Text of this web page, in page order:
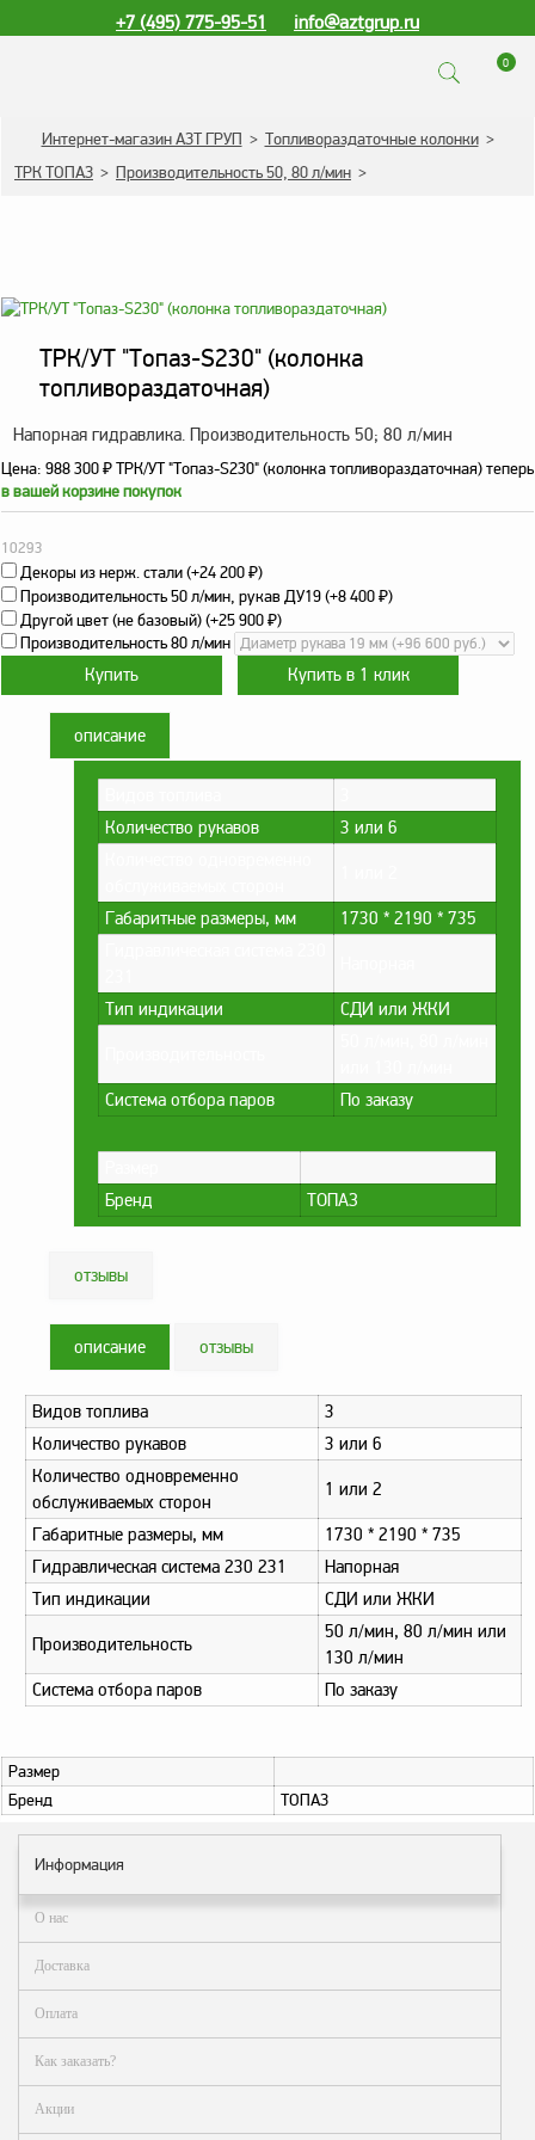
+7 (495) 775-95-51 info@aztgrup.ru
0
КАТАЛОГ ПРОДУКЦИИ
Топливораздаточные
Зарядные станции
Погружные насосы к
Запасные части к ТРК
и ГРК
Электронное
оборудование
ТОПАЗ
Пульты управления,
контроллеры
Устройства громкой
связи и оповещения
Краны раздаточные,
з/ч и комплектующие
оборудование
Насосы и насосные
Метрологическое
техпластина МБС
заземления
автоцистерн и
комплектующие
Продукция НПП
СЕНСОР
Газоаналитическое
оборудование
Эксплуатационное
оборудование
Аналоги запасных
частей из Артамида
ОБОРУДОВАНИЕ
БЕНЗОВОЗОВ И
ОБОРУДОВАНИЕ
АГЗС, ГНС
компании
Услуги
Новости
Распродажа
Как
Интернет-магазин АЗТ ГРУП > Топливораздаточные колонки >
ТРК ТОПАЗ > Производительность 50, 80 л/мин >
ТРК/УТ "Топаз-S230" (колонка
топливораздаточная)
Напорная гидравлика. Производительность 50; 80 л/мин
Цена: 988 300₽ТРК/УТ "Топаз-S230" (колонка топливораздаточная) теперь
в вашей корзине покупок
10293
Декоры из нерж. стали (+24 200₽)
Производительность 50 л/мин, рукав ДУ19 (+8 400₽)
Другой цвет (не базовый) (+25 900₽)
Производительность 80 л/мин
описание
Количество рукавов
3 или 6
Габаритные размеры, мм
1730 * 2190 * 735
Тип индикации СДИ или ЖКИ
Система отбора паров
По заказу
Бренд
ТОПАЗ
отзывы
описание отзывы
Видов топлива
3
Количество рукавов
3 или 6
Количество одновременно
обслуживаемых сторон
1 или 2
Габаритные размеры, мм
1730 * 2190 * 735
Гидравлическая система 230 231
Напорная
Тип индикации
СДИ или ЖКИ
Производительность
50 л/мин, 80 л/мин или
130 л/мин
Система отбора паров
По заказу
Размер
Бренд
ТОПАЗ
Информация
О нас
Доставка
Оплата
Как заказать?
Акции